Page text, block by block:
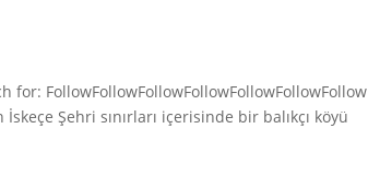
for: FollowFollowFollowFollowFollowFollowFollow
Şehri sınırları içerisinde bir balıkçı köyü